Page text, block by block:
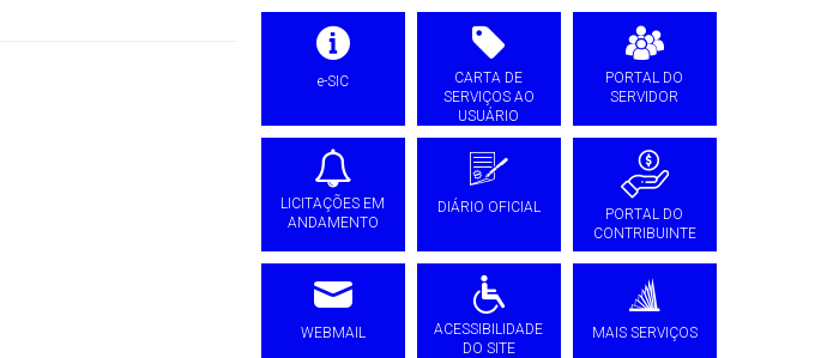
e-SIC
CARTA DE
SERVIÇOS AO
USUÁRIO
PORTAL DO
SERVIDOR
LICITAÇÕES EM
ANDAMENTO
DIÁRIO OFICIAL
PORTAL DO
CONTRIBUINTE
WEBMAIL
ACESSIBILIDADE
DO SITE
MAIS SERVIÇOS